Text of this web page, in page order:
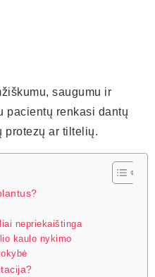
saugumu ir
pacientų renkasi dantų
protezų ar tiltelių.
nepriekaištinga
kaulo nykimo